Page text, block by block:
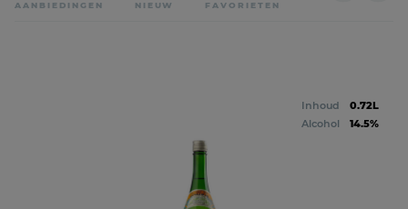
AANBIEDINGEN NIEUW FAVORIETEN
Inhoud
0.72L
Alcohol
14.5%